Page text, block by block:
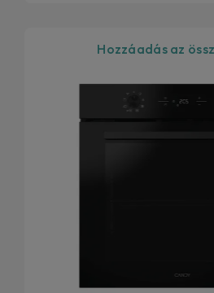
Hozzáadás az